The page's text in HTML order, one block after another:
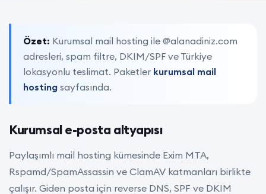
Özet: Kurumsal mail hosting ile @alanadiniz.com
adresleri, spam filtre, DKIM/SPF ve Türkiye
lokasyonlu teslimat. Paketler kurumsal mail
hosting sayfasında.
Kurumsal e-posta altyapısı
Paylaşımlı mail hosting kümesinde Exim MTA,
Rspamd/SpamAssassin ve ClamAV katmanları birlikte
çalışır. Giden posta için reverse DNS, SPF ve DKIM